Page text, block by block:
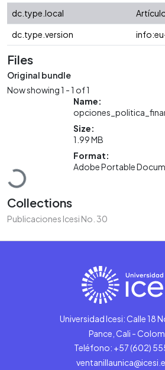
dc.type.local
dc.type.version
Files
Original bundle
Now showing1 - 1 of 1
Loading...
Name:
Size:
1.99 MB
Format:
Adobe Portable
Collections
Publicaciones Icesi No. 30
Universidad Icesi: Calle 18
Pance, Cali -
Teléfono: +57 (602)